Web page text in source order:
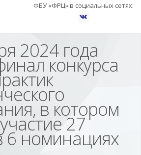
ФБУ «ФРЦ» в социальных сетях:
2024 года
конкурса
в котором
27
6 номинациях